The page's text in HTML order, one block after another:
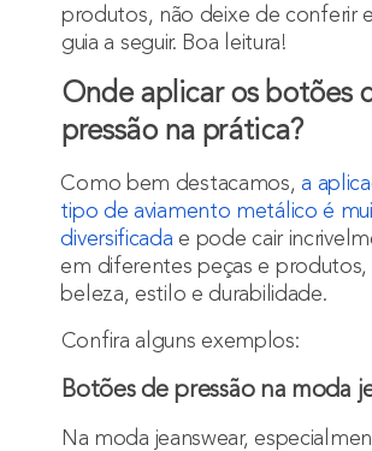
produtos, não deixe de conferir
guia a seguir. Boa leitura!
Onde aplicar os botões
pressão na prática?
Como bem destacamos, a
tipo de aviamento metálico é
diversificada e pode cair
em diferentes peças e
beleza, estilo e durabilidade.
Confira alguns exemplos:
Botões de pressão na moda
Na moda jeanswear,